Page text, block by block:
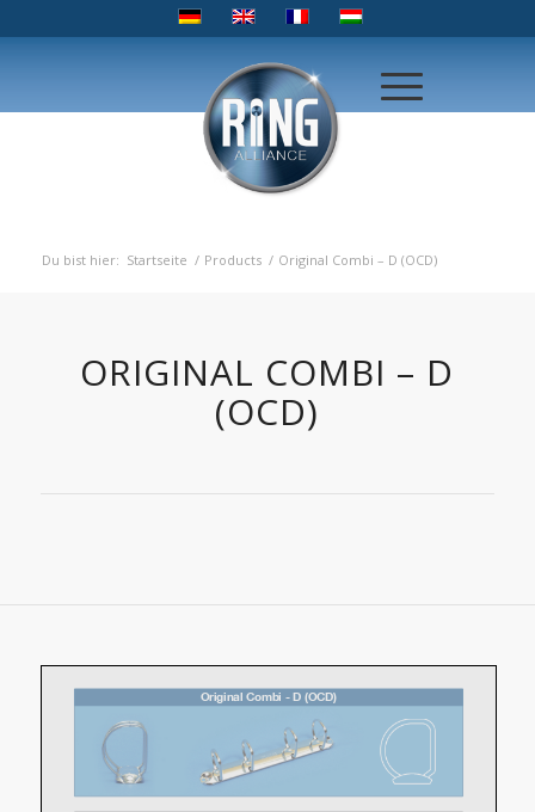
Du bist hier: Startseite / Products / Original Combi – D (OCD)
ORIGINAL COMBI – D
(OCD)